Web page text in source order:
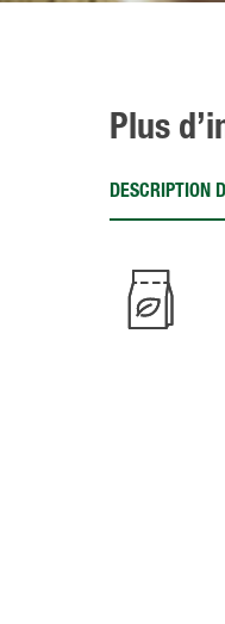
Plus
DESCRIPTION